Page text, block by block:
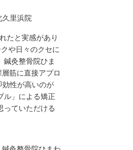
久里浜院
たと実感があり
や日々のクセに
鍼灸整骨院ひま
筋に直接アプロ
効性が高いのが
ル」による矯正
っていただける